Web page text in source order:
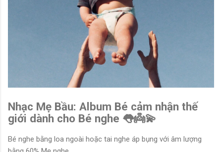
Nhạc Mẹ Bầu: Album Bé cảm nhận thế
giới dành cho Bé nghe 👅👼💫
Bé nghe bằng loa ngoài hoặc tai nghe áp bụng với âm lượng